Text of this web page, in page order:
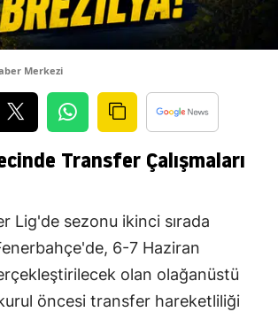
Merkezi
Transfer Çalışmaları
Lig'de sezonu ikinci sırada
6-7 Haziran
olan olağanüstü
öncesi transfer hareketliliği